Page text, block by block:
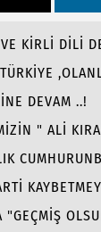
KİRLİ DİLİ
DEVAM ..!
" ALİ
"GEÇMİŞ